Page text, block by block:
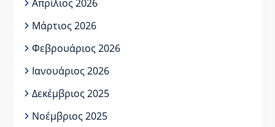
Απρίλιος 2026
Μάρτιος 2026
Φεβρουάριος 2026
Ιανουάριος 2026
Δεκέμβριος 2025
Νοέμβριος 2025